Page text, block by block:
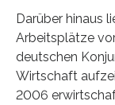
Darüber hinaus
Arbeitsplätze
deutschen
Wirtschaft
2006